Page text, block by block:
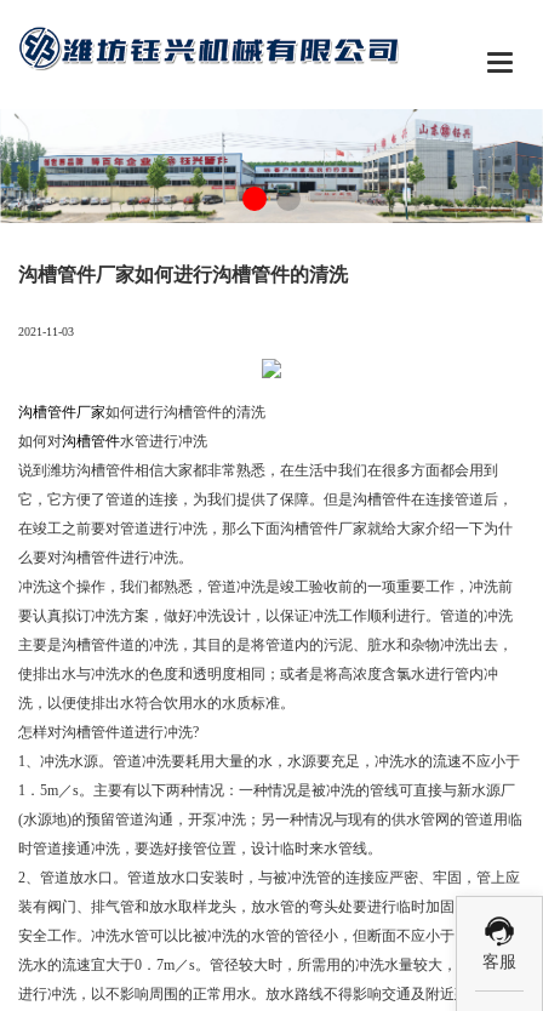

客服
沟槽管件厂家如何进行沟槽管件的清洗
2021-11-03
沟槽管件厂家如何进行沟槽管件的清洗
如何对沟槽管件水管进行冲洗
说到潍坊沟槽管件相信大家都非常熟悉，在生活中我们在很多方面都会用到
它，它方便了管道的连接，为我们提供了保障。但是沟槽管件在连接管道后，
在竣工之前要对管道进行冲洗，那么下面沟槽管件厂家就给大家介绍一下为什
么要对沟槽管件进行冲洗。
冲洗这个操作，我们都熟悉，管道冲洗是竣工验收前的一项重要工作，冲洗前
要认真拟订冲洗方案，做好冲洗设计，以保证冲洗工作顺利进行。管道的冲洗
主要是沟槽管件道的冲洗，其目的是将管道内的污泥、脏水和杂物冲洗出去，
使排出水与冲洗水的色度和透明度相同；或者是将高浓度含氯水进行管内冲
洗，以便使排出水符合饮用水的水质标准。
怎样对沟槽管件道进行冲洗?
1、冲洗水源。管道冲洗要耗用大量的水，水源要充足，冲洗水的流速不应小于
1．5m／s。主要有以下两种情况：一种情况是被冲洗的管线可直接与新水源厂
(水源地)的预留管道沟通，开泵冲洗；另一种情况与现有的供水管网的管道用临
时管道接通冲洗，要选好接管位置，设计临时来水管线。
2、管道放水口。管道放水口安装时，与被冲洗管的连接应严密、牢固，管上应
装有阀门、排气管和放水取样龙头，放水管的弯头处要进行临时加固，以确保
安全工作。冲洗水管可以比被冲洗的水管的管径小，但断面不应小于1／2。冲
洗水的流速宜大于0．7m／s。管径较大时，所需用的冲洗水量较大，可在夜间
进行冲洗，以不影响周围的正常用水。放水路线不得影响交通及附近建筑物(构